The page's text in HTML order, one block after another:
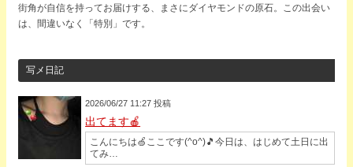
街角が自信を持ってお届けする、まさにダイヤモンドの原石。この出会い
は、間違いなく「特別」です。
写メ日記
2026/06/27 11:27 投稿
出てます🍎
こんにちは🍏ここです(^o^)🎵今日は、はじめて土日に出
てみ…